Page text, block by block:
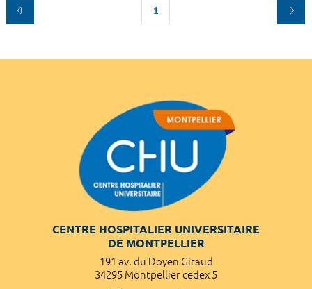
1
CENTRE HOSPITALIER UNIVERSITAIRE
DE MONTPELLIER
191 av. du Doyen Giraud
34295 Montpellier cedex 5